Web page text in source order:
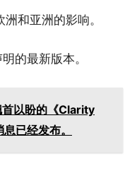
和亚洲的影响。
的最新版本。
以盼的《Clarity
已经发布。